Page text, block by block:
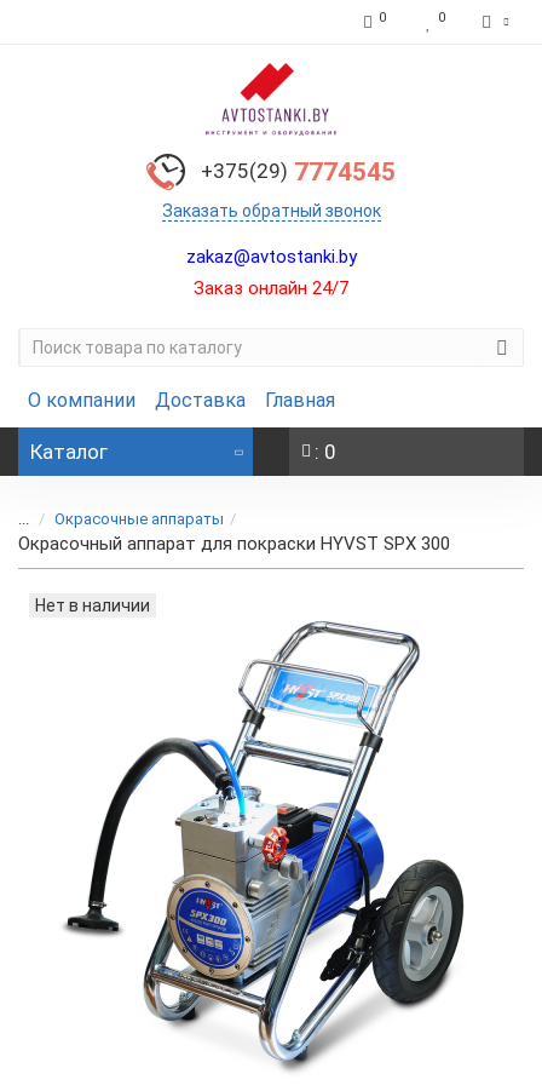
0 0
+375(29) 7774545
Заказать обратный звонок
zakaz@avtostanki.by
Заказ онлайн 24/7
О компании Доставка Главная
Каталог : 0
... Окрасочные аппараты
Окрасочный аппарат для покраски HYVST SPX 300
Нет в наличии